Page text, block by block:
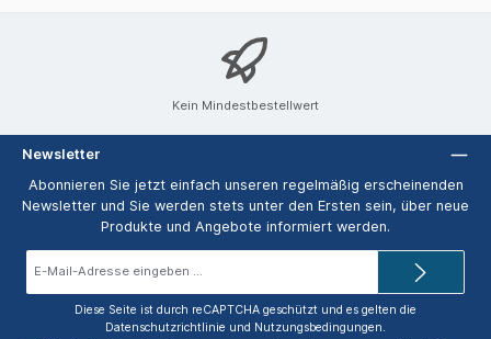
Kein Mindestbestellwert
Newsletter
Abonnieren Sie jetzt einfach unseren regelmäßig erscheinenden
Newsletter und Sie werden stets unter den Ersten sein, über neue
Produkte und Angebote informiert werden.
Diese Seite ist durch reCAPTCHA geschützt und es gelten die
Datenschutzrichtlinie und Nutzungsbedingungen.